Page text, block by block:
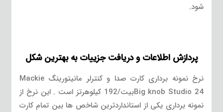
شود.
پردازش اطلاعات و دریافت جزییات به بهترین شکل
نرخ نمونه برداری کارت صدا و کنترلر مانیتورینگ Mackie
Big knob Studio 24بیت/192 کیلوهرتز است . این نرخ از
نمونه برداری یکی از استانداردترین شاخص ها بین تمام کارت